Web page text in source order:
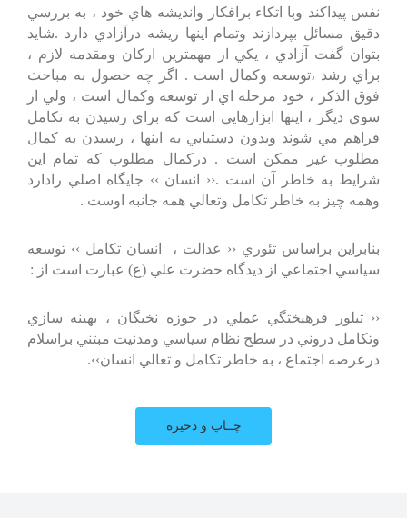
نفس پيداكند وبا اتكاء برافكار وانديشه هاي خود ، به بررسي
دقيق مسائل بپردازند وتمام اينها ريشه درآزادي دارد .شايد
بتوان گفت آزادي ، يكي از مهمترين اركان ومقدمه لازم ،
براي رشد ،توسعه وكمال است . اگر چه حصول به مباحث
فوق الذكر ، خود مرحله اي از توسعه وكمال است ، ولي از
سوي ديگر ، اينها ابزارهايي است كه براي رسيدن به تكامل
فراهم مي شوند وبدون دستيابي به اينها ، رسيدن به كمال
مطلوب غير ممكن است . دركمال مطلوب كه تمام اين
شرايط به خاطر آن است .‹‹ انسان ›› جايگاه اصلي رادارد
وهمه چيز به خاطر تكامل وتعالي همه جانبه اوست .
بنابراين براساس تئوري ‹‹ عدالت ، انسان تكامل ›› توسعه
سياسي اجتماعي از ديدگاه حضرت علي (ع) عبارت است از :
‹‹ تبلور فرهيختگي عملي در حوزه نخبگان ، بهينه سازي
وتكامل دروني در سطح نظام سياسي ومدنيت مبتني براسلام
درعرصه اجتماع ، به خاطر تكامل و تعالي انسان››.